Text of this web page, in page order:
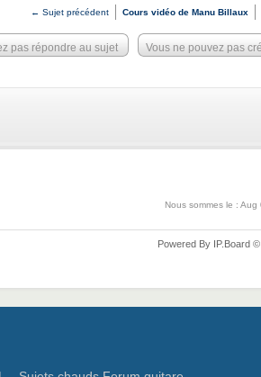
← Sujet précédent Cours vidéo de Manu Billaux
Vous ne pouvez pas
pas répondre au sujet
Nous sommes le :
Powered By IP.Board ©